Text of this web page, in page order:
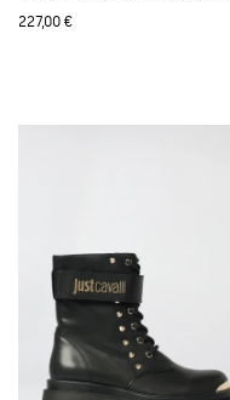
227,00 €